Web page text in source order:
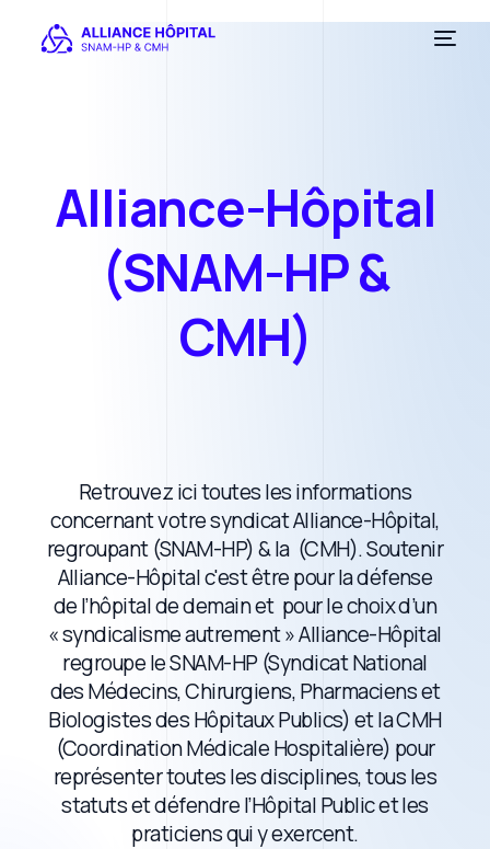
Alliance-Hôpital
(SNAM-HP&
CMH)
Retrouvez ici toutes les informations
concernant votre syndicat Alliance-Hôpital,
regroupant (SNAM-HP) & la (CMH). Soutenir
Alliance-Hôpital c'est être pour la défense
de l’hôpital de demain et pour le choix d’un
« syndicalisme autrement » Alliance-Hôpital
regroupe le SNAM-HP (Syndicat National
des Médecins, Chirurgiens, Pharmaciens et
Biologistes des Hôpitaux Publics) et la CMH
(Coordination Médicale Hospitalière) pour
représenter toutes les disciplines, tous les
statuts et défendre l’Hôpital Public et les
praticiens qui y exercent.